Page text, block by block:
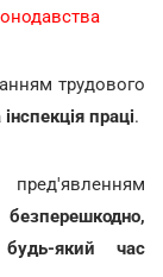
трудового
праці.
безперешкодно,
який час